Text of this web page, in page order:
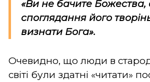
«Ви не бачите Божества,
споглядання його
визнати Бога».
Очевидно, що люди в
світі були здатні «читати»